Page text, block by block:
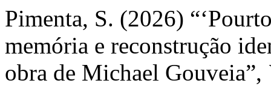
Pimenta, S. (2026)
memória e reconstrução
obra de Michael Gouveia”,